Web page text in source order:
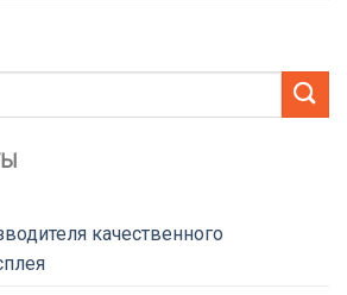
качественного